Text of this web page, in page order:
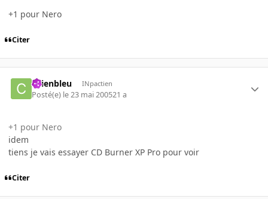
+1 pour Nero
Citer
chienbleu INpactien
Posté(e) le 23 mai 200521 a
+1 pour Nero
idem
tiens je vais essayer CD Burner XP Pro pour voir
Citer